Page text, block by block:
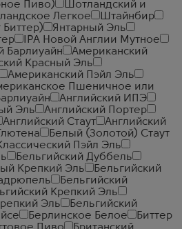
Пиво)
Шотландский и
Легкое
Штайнбир
Янтарный Эль
IPA Новой Англии Мутное
Барлиуайн
Американский
Красный Эль
Американский Пэйл Эль
Пшеничное или
Английский ИПЭ
Эль
Английский Портер
Английский Стаут
Английский
Белый (Золотой) Стаут
Пэйл Эль
Бельгийский Дуббель
Крепкий Эль
Бельгийский
Бельгийский
Крепкий Эль
Эль
Бельгийский
Берлинское Белое
Биттер